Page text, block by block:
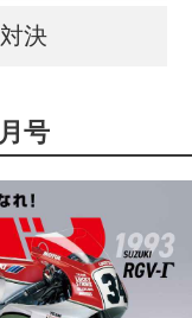
決
号